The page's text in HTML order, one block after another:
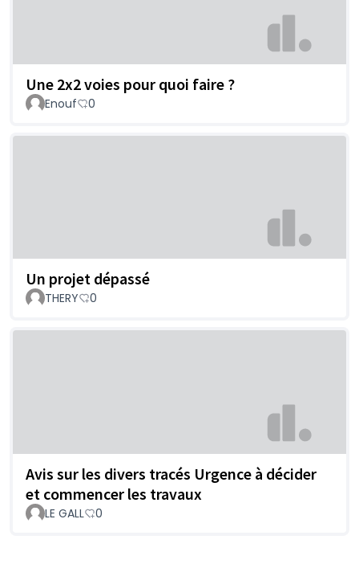
Une 2x2 voies pour quoi faire ?
Enouf 0
Un projet dépassé
THERY 0
Avis sur les divers tracés Urgence à décider
et commencer les travaux
LE GALL 0